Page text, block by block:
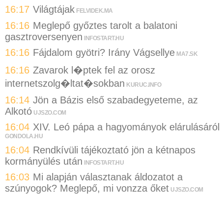
16:17 Világtájak FELVIDEK.MA
16:16 Meglepő győztes tarolt a balatoni
gasztroversenyen INFOSTART.HU
16:16 Fájdalom gyötri? Irány Vágsellye MA7.SK
16:16 Zavarok l�ptek fel az orosz
internetszolg�ltat�sokban KURUC.INFO
16:14 Jön a Bázis első szabadegyeteme, az
Alkotó UJSZO.COM
16:04 XIV. Leó pápa a hagyományok elárulásáról
GONDOLA.HU
16:04 Rendkívüli tájékoztató jön a kétnapos
kormányülés után INFOSTART.HU
16:03 Mi alapján választanak áldozatot a
szúnyogok? Meglepő, mi vonzza őket UJSZO.COM